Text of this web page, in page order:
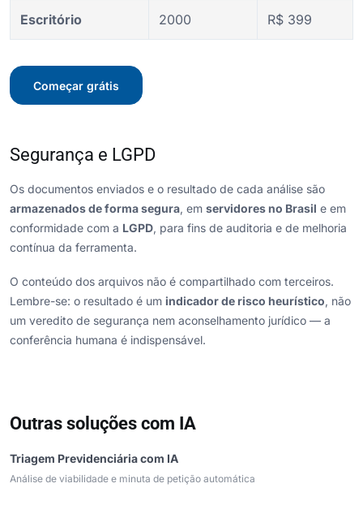
Escritório 2000 R$ 399
Começar grátis
Segurança e LGPD
Os documentos enviados e o resultado de cada análise são
armazenados de forma segura, em servidores no Brasil e em
conformidade com a LGPD, para fins de auditoria e de melhoria
contínua da ferramenta.
O conteúdo dos arquivos não é compartilhado com terceiros.
Lembre-se: o resultado é um indicador de risco heurístico, não
um veredito de segurança nem aconselhamento jurídico — a
conferência humana é indispensável.
Outras soluções com IA
Triagem Previdenciária com IA
Análise de viabilidade e minuta de petição automática